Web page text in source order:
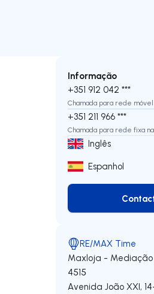
Informação
+351 912 042 ***
Chamada para rede móvel
+351 211 966 ***
Chamada para rede fixa
Inglês
Espanhol
RE/MAX Time
Maxloja -
4515
Avenida João XXI,